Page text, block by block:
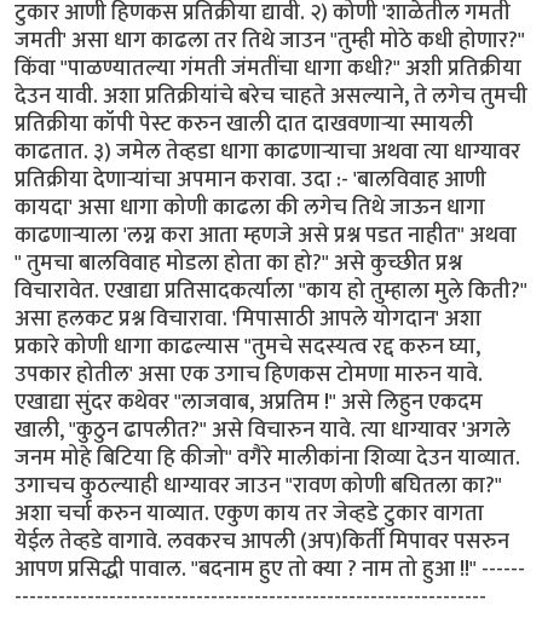
टुकार आणी हिणकस प्रतिक्रीया द्यावी. २) कोणी 'शाळेतील गमती
जमती' असा धाग काढला तर तिथे जाउन "तुम्ही मोठे कधी होणार?"
किंवा "पाळण्यातल्या गंमती जंमतींचा धागा कधी?" अशी प्रतिक्रीया
देउन यावी. अशा प्रतिक्रीयांचे बरेच चाहते असल्याने, ते लगेच तुमची
प्रतिक्रीया कॉपी पेस्ट करुन खाली दात दाखवणार्‍या स्मायली
काढतात. ३) जमेल तेव्हडा धागा काढणार्‍याचा अथवा त्या धाग्यावर
प्रतिक्रीया देणार्‍यांचा अपमान करावा. उदा :- 'बालविवाह आणी
कायदा' असा धागा कोणी काढला की लगेच तिथे जाऊन धागा
काढणार्‍याला 'लग्न करा आता म्हणजे असे प्रश्न पडत नाहीत" अथवा
" तुमचा बालविवाह मोडला होता का हो?" असे कुच्छीत प्रश्न
विचारावेत. एखाद्या प्रतिसादकर्त्याला "काय हो तुम्हाला मुले किती?"
असा हलकट प्रश्न विचारावा. 'मिपासाठी आपले योगदान' अशा
प्रकारे कोणी धागा काढल्यास "तुमचे सदस्यत्व रद्द करुन घ्या,
उपकार होतील' असा एक उगाच हिणकस टोमणा मारुन यावे.
एखाद्या सुंदर कथेवर "लाजवाब, अप्रतिम !" असे लिहुन एकदम
खाली, "कुठुन ढापलीत?" असे विचारुन यावे. त्या धाग्यावर 'अगले
जनम मोहे बिटिया हि कीजो" वगैरे मालीकांना शिव्या देउन याव्यात.
उगाचच कुठल्याही धाग्यावर जाउन "रावण कोणी बघितला का?"
अशा चर्चा करुन याव्यात. एकुण काय तर जेव्हडे टुकार वागता
येईल तेव्हडे वागावे. लवकरच आपली (अप)किर्ती मिपावर पसरुन
आपण प्रसिद्धी पावाल. "बदनाम हुए तो क्या ? नाम तो हुआ !!" ------
-----------------------------------------------------------------